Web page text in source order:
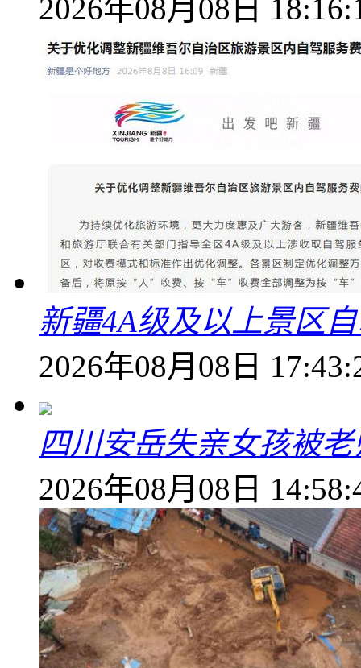
2026年08月08日
新疆4A级及以上景区
2026年08月08日
四川安岳失亲女孩被
2026年08月08日